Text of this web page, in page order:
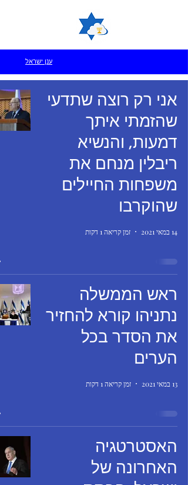
ענן ישראל
אני רק רוצה שתדעי
שהזמתי איתך
דמעות, והנשיא
ריבלין מנחם את
משפחות החיילים
שהוקרבו
14 במאי 2021 זמן קריאה 1 דקות
ראש הממשלה
נתניהו קורא להחזיר
את הסדר בכל
הערים
13 במאי 2021 זמן קריאה 1 דקות
האסטרטגיה
האחרונה של